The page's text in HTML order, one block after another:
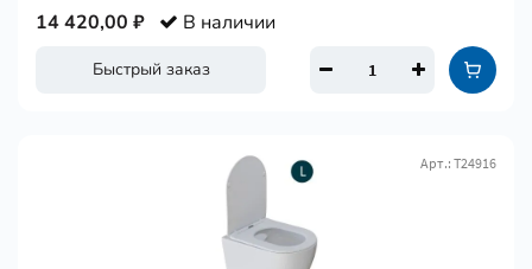
Быстрый заказ
14 420,00 ₽ В наличии
Арт.: Т24916